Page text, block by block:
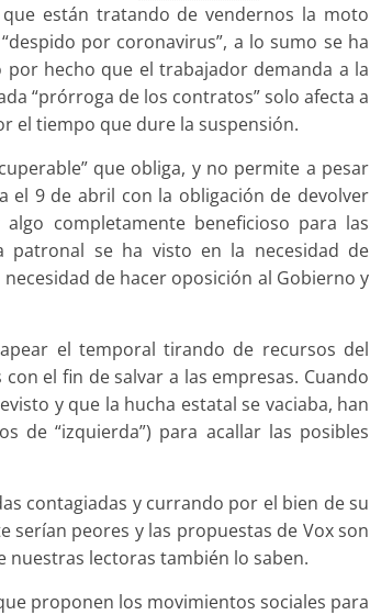
están tratando de vendernos la moto
por coronavirus”, a lo sumo se ha
hecho que el trabajador demanda a la
“prórroga de los contratos” solo afecta a
el tiempo que dure la suspensión.
que obliga, y no permite a pesar
el 9 de abril con la obligación de devolver
completamente beneficioso para las
patronal se ha visto en la necesidad de
de hacer oposición al Gobierno y
el temporal tirando de recursos del
el fin de salvar a las empresas. Cuando
y que la hucha estatal se vaciaba, han
de “izquierda”) para acallar las posibles
contagiadas y currando por el bien de su
serían peores y las propuestas de Vox son
nuestras lectoras también lo saben.
proponen los movimientos sociales para